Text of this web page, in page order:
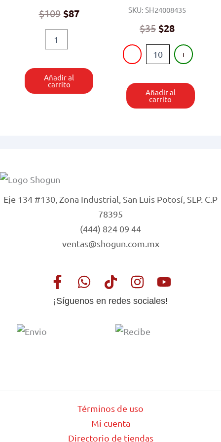
$109 Original
$109.
$87Current
SONIDO
cantidad
Añadir al
carrito
SKU: SH24008435
$35 Original
was:
$35.
$28Current
is:
$28.
-
PISTOLA
ELECTRICA
SONIDO
cantidad
+
Añadir al
carrito
Eje 134 #130, Zona Industrial, San Luis Potosí, SLP. C.P
78395
(444) 824 09 44
ventas@shogun.com.mx
¡Síguenos en redes sociales!
Términos de uso
Mi cuenta
Directorio de tiendas